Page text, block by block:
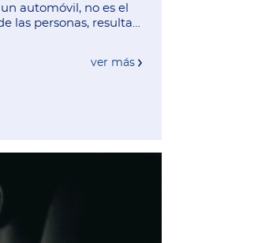
automóvil, no es el
las personas, resulta
ver más